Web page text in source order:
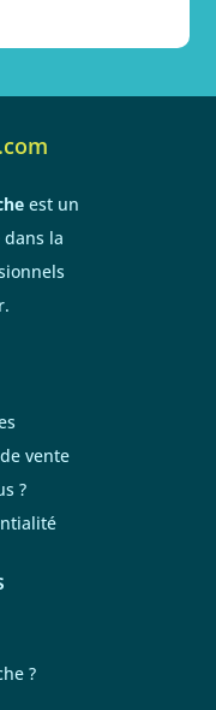
.com
est un
la
vente
?
?